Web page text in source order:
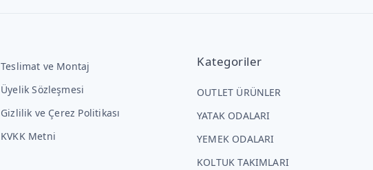
Teslimat ve Montaj
Üyelik Sözleşmesi
Gizlilik ve Çerez Politikası
KVKK Metni
Kategoriler
OUTLET ÜRÜNLER
YATAK ODALARI
YEMEK ODALARI
KOLTUK TAKIMLARI